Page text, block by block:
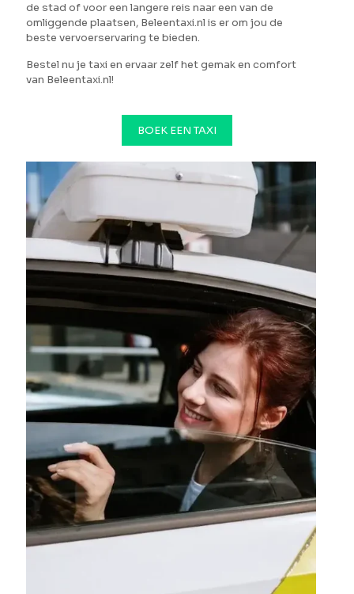
de stad of voor een langere reis naar een van de
omliggende plaatsen, Beleentaxi.nl is er om jou de
beste vervoerservaring te bieden.
Bestel nu je taxi en ervaar zelf het gemak en comfort
van Beleentaxi.nl!
BOEK EEN TAXI